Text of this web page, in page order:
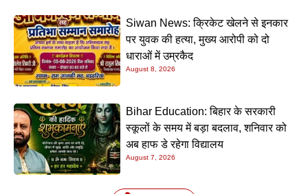
Siwan News: क्रिकेट खेलने से इनकार
पर युवक की हत्या, मुख्य आरोपी को दो
धाराओं में उम्रकैद
August 8, 2026
Bihar Education: बिहार के सरकारी
स्कूलों के समय में बड़ा बदलाव, शनिवार को
अब हाफ डे रहेगा विद्यालय
August 7, 2026